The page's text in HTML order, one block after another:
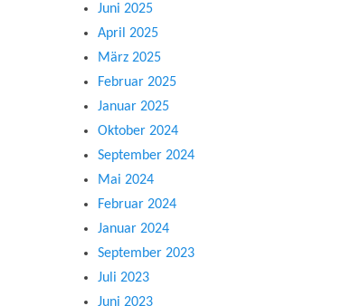
Juni 2025
April 2025
März 2025
Februar 2025
Januar 2025
Oktober 2024
September 2024
Mai 2024
Februar 2024
Januar 2024
September 2023
Juli 2023
Juni 2023